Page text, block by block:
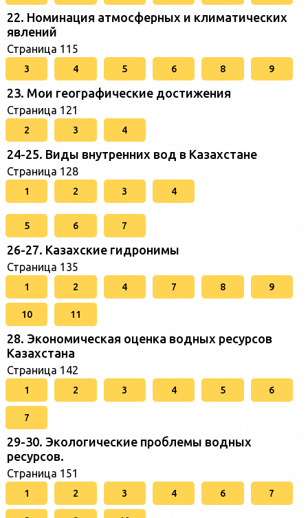
22. Номинация атмосферных и климатических
явлений
Страница 115
3 4 5 6 8 9
23. Мои географические достижения
Страница 121
2 3 4
24-25. Виды внутренних вод в Казахстане
Страница 128
1 2 3 4
5 6 7
26-27. Казахские гидронимы
Страница 135
1 2 4 7 8 9
10 11
28. Экономическая оценка водных ресурсов
Казахстана
Страница 142
1 2 3 4 5 6
7
29-30. Экологические проблемы водных
ресурсов.
Страница 151
1 2 3 4 6 7